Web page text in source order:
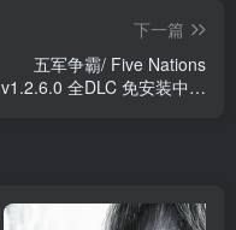
下一篇
五军争霸/ Five Nations
v1.2.6.0 全DLC 免安装中文